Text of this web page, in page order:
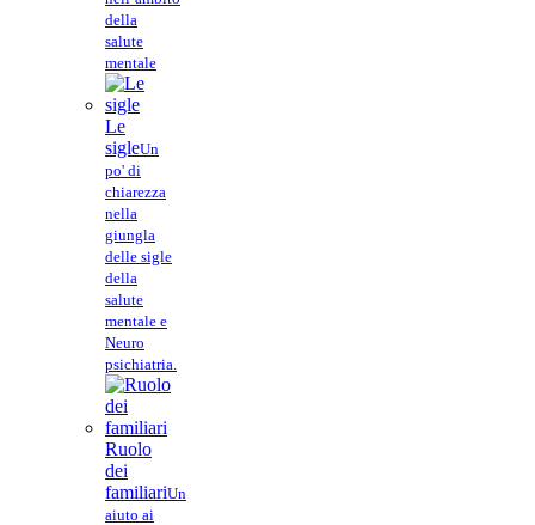
della
salute
mentale
Le
sigleUn
po' di
chiarezza
nella
giungla
delle sigle
della
salute
mentale e
Neuro
psichiatria.
Ruolo
dei
familiariUn
aiuto ai